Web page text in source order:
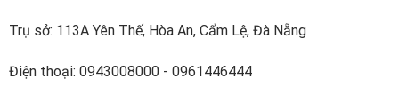
Trụ sở: 113A Yên Thế, Hòa An, Cẩm Lệ, Đà Nẵng
Điện thoại: 0943008000 - 0961446444